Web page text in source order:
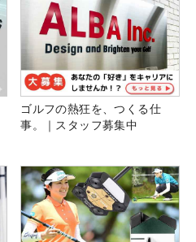
ゴルフの熱狂を、つくる仕
事。｜スタッフ募集中